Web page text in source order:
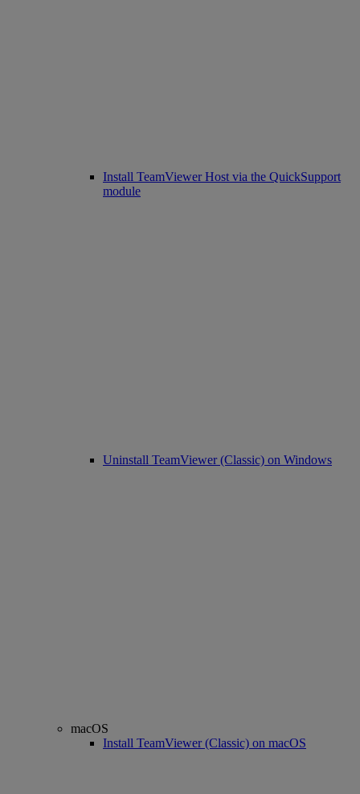
Install TeamViewer Host via the QuickSupport
module
Uninstall TeamViewer (Classic) on Windows
macOS
Install TeamViewer (Classic) on macOS